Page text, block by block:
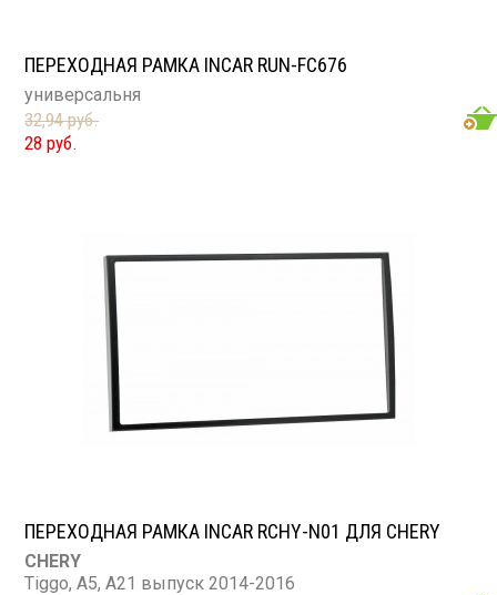
ПЕРЕХОДНАЯ РАМКА INCAR RUN-FC676
универсальня
32,94 руб.
28 руб.
ПЕРЕХОДНАЯ РАМКА INCAR RCHY-N01 ДЛЯ CHERY
CHERY
Tiggo, A5, A21 выпуск 2014-2016